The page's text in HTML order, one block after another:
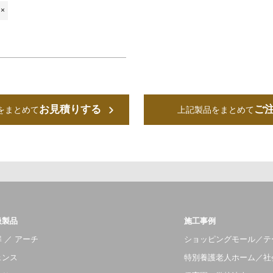
まとめてお見積りする 上記製品をまとめてご
製品
／ アーチ
ス
施工事例
ショッピングモール／
特別養護老人ホーム／